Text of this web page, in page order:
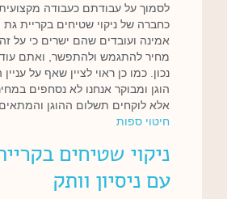
לסמוך על עבודתם כעבודה מקצועית
כחברה של ניקוי שטיחים בקריית גת
אמינה ועובדים שהם ישרים כי על זה
מחיר להתגמש ולהתפשר, ואתם עוד
נכון. כמו כן ראוי לציין שאף על עניין
הוגן ומבוקר אנחנו לא נסחפים
אלא לוקחים תשלום ההוגן והמתאים
חיטוי ספות
ניקוי שטיחים בקריית
עם ניסיון וותק